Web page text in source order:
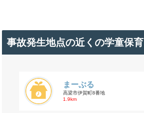
事故発生地点の近くの学童保育
まーぶる
高梁市伊賀町8番地
1.9km